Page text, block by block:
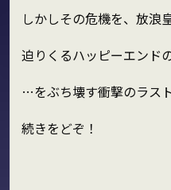
しかしその危機を、放浪
迫りくるハッピーエンド
…をぶち壊す衝撃のラス
続きをどぞ！